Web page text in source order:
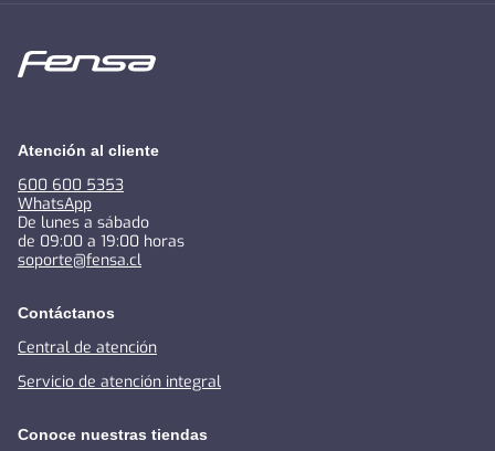
Atención al cliente
600 600 5353
WhatsApp
De lunes a sábado
de 09:00 a 19:00 horas
soporte@fensa.cl
Contáctanos
Central de atención
Servicio de atención integral
Conoce nuestras tiendas